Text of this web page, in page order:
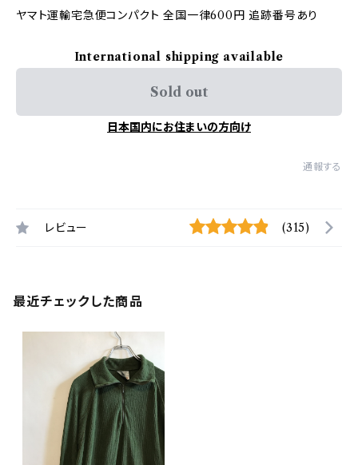
ヤマト運輸宅急便コンパクト 全国一律600円 追跡番号あり
International shipping available
Sold out
日本国内にお住まいの方向け
通報する
レビュー (315)
最近チェックした商品